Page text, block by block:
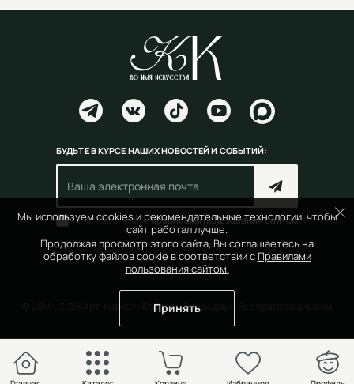
Мы используем cookies и рекомендательные технологии, чтобы
сайт работал лучше.
Продолжая просмотр этого сайта, Вы соглашаетесь на
обработку файлов cookie в соответствии с Правилами
пользования сайтом.
Принять
БУДЬТЕ В КУРСЕ НАШИХ НОВОСТЕЙ И СОБЫТИЙ:
Согласен(на) справилами пользования сайтом
© 2014 - 2026 Арт-маркет «Красный Карандаш». Все права защищены